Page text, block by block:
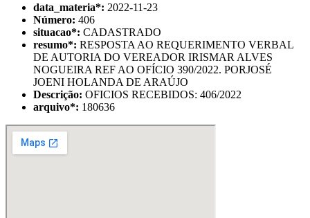
data_materia*: 2022-11-23
Número: 406
situacao*: CADASTRADO
resumo*: RESPOSTA AO REQUERIMENTO VERBAL
DE AUTORIA DO VEREADOR IRISMAR ALVES
NOGUEIRA REF AO OFÍCIO 390/2022. PORJOSÉ
JOENI HOLANDA DE ARAÚJO
Descrição: OFICIOS RECEBIDOS: 406/2022
arquivo*: 180636